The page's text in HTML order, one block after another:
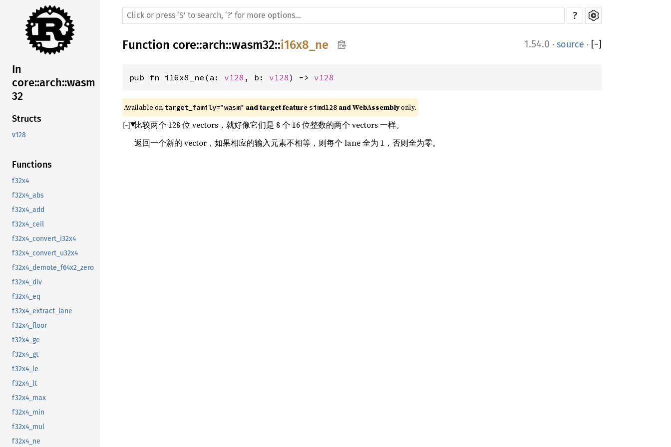
In
core::arch::wasm
32
Structs
v128
Functions
f32x4
f32x4_abs
f32x4_add
f32x4_ceil
f32x4_convert_i32x4
f32x4_convert_u32x4
f32x4_demote_f64x2_zero
f32x4_div
f32x4_eq
f32x4_extract_lane
f32x4_floor
f32x4_ge
f32x4_gt
f32x4_le
f32x4_lt
f32x4_max
f32x4_min
f32x4_mul
f32x4_ne
?
Function core::arch::wasm32::i16x8_ne 1.54.0 · source · [−]
pub fn i16x8_ne(a: v128 , b: v128) -> v128
Available on target_family="wasm" and target feature simd128 and WebAssembly only.
比较两个 128 位 vectors，就好像它们是 8 个 16 位整数的两个 vectors 一样。
返回一个新的 vector，如果相应的输入元素不相等，则每个 lane 全为 1，否则全为零。